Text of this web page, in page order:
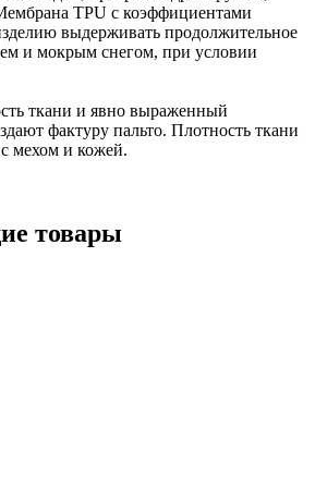
TPU с коэффициентами
выдерживать продолжительное
и мокрым снегом, при условии
ткани и явно выраженный
фактуру пальто. Плотность ткани
с мехом и кожей.
товары